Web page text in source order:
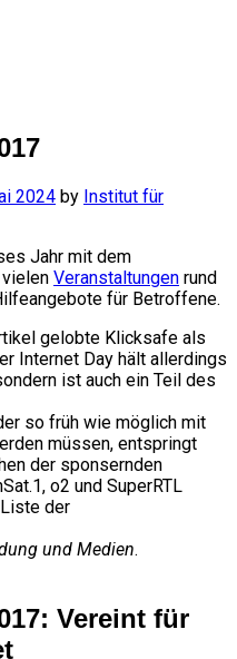
2024 by Institut für
Jahr mit dem
Veranstaltungen rund
für Betroffene.
gelobte Klicksafe als
Internet Day hält allerdings
ist auch ein Teil des
so früh wie möglich mit
müssen, entspringt
der sponsernden
o2 und SuperRTL
der
und Medien.
Vereint für